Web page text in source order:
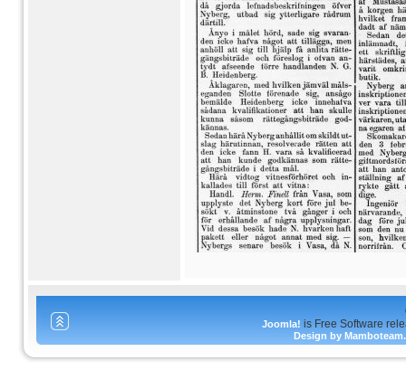
Joomla! is Free Software
Design by